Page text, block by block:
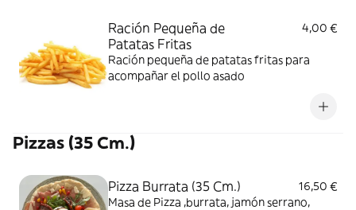
Ración Pequeña de
Patatas Fritas
4,00 €
Ración pequeña de patatas fritas para
acompañar el pollo asado
Pizzas (35 Cm.)
Pizza Burrata (35 Cm.)
16,50 €
Masa de Pizza ,burrata, jamón serrano,